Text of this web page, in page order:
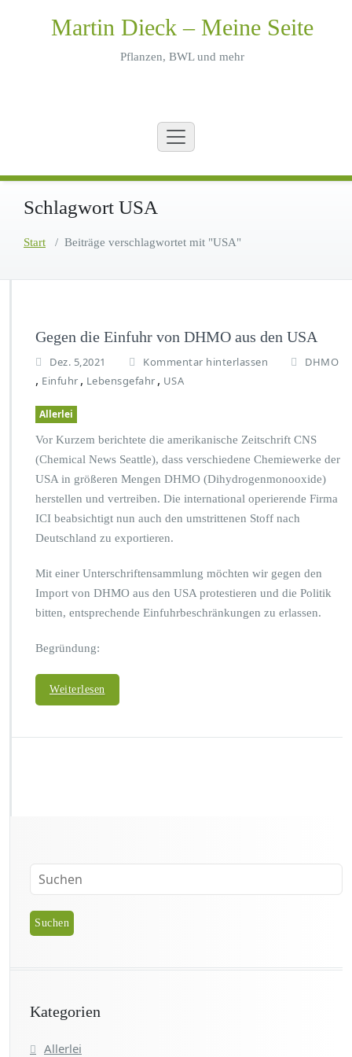
Martin Dieck – Meine Seite
Pflanzen, BWL und mehr
Schlagwort USA
Start / Beiträge verschlagwortet mit "USA"
Gegen die Einfuhr von DHMO aus den USA
Dez. 5,2021 Kommentar hinterlassen DHMO
, Einfuhr , Lebensgefahr , USA
Allerlei
Vor Kurzem berichtete die amerikanische Zeitschrift CNS
(Chemical News Seattle), dass verschiedene Chemiewerke der
USA in größeren Mengen DHMO (Dihydrogenmonooxide)
herstellen und vertreiben. Die international operierende Firma
ICI beabsichtigt nun auch den umstrittenen Stoff nach
Deutschland zu exportieren.
Mit einer Unterschriftensammlung möchten wir gegen den
Import von DHMO aus den USA protestieren und die Politik
bitten, entsprechende Einfuhrbeschränkungen zu erlassen.
Begründung:
Weiterlesen
Kategorien
Allerlei